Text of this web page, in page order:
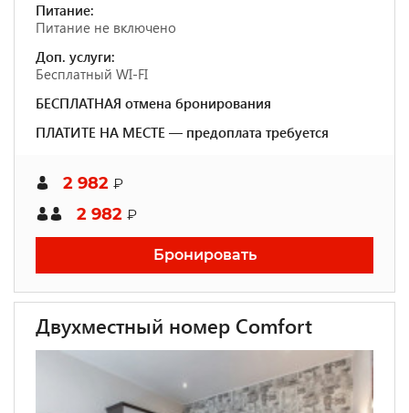
Питание:
Питание не включено
Доп. услуги:
Бесплатный WI-FI
БЕСПЛАТНАЯ отмена бронирования
ПЛАТИТЕ НА МЕСТЕ — предоплата требуется
2 982 ₽
2 982 ₽
Бронировать
Двухместный номер Comfort